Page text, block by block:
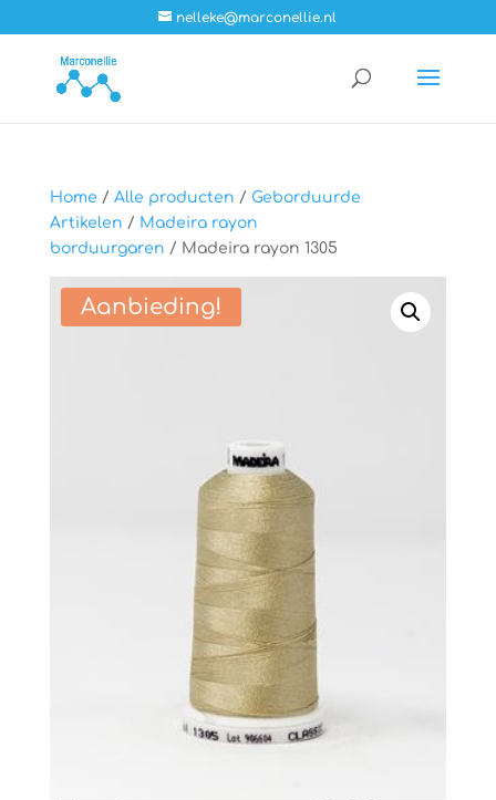
nelleke@marconellie.nl
Home / Alle producten / Geborduurde
Artikelen / Madeira rayon
borduurgaren / Madeira rayon 1305
Aanbieding!